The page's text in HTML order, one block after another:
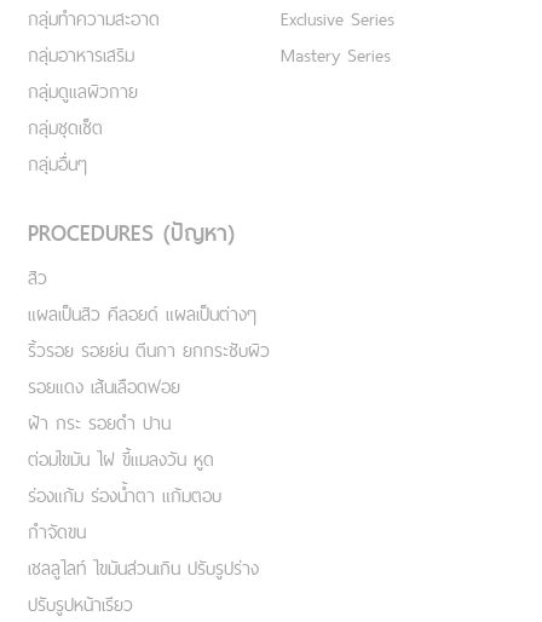
กลุ่มทำความสะอาด
กลุ่มอาหารเสริม
กลุ่มดูแลผิวกาย
กลุ่มชุดเซ็ต
กลุ่มอื่นๆ
Exclusive Series
Mastery Series
PROCEDURES (ปัญหา)
สิว
แผลเป็นสิว คีลอยด์ แผลเป็นต่างๆ
ริ้วรอย รอยย่น ตีนกา ยกกระชับผิว
รอยแดง เส้นเลือดฟอย
ฝ้า กระ รอยดำ ปาน
ต่อมไขมัน ไฝ ขี้แมลงวัน หูด
ร่องแก้ม ร่องน้ำตา แก้มตอบ
กำจัดขน
เชลลูไลท์ ไขมันส่วนเกิน ปรับรูปร่าง
ปรับรูปหน้าเรียว